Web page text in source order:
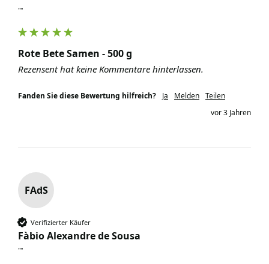
""
Rote Bete Samen - 500 g
Rezensent hat keine Kommentare hinterlassen.
Fanden Sie diese Bewertung hilfreich? Ja Melden Teilen
vor 3 Jahren
FAdS
Verifizierter Käufer
Fàbio Alexandre de Sousa
""